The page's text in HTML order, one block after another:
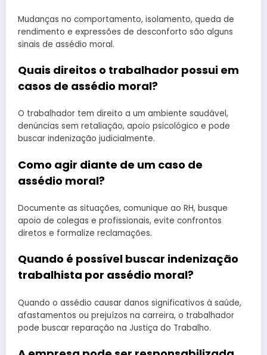
Mudanças no comportamento, isolamento, queda de
rendimento e expressões de desconforto são alguns
sinais de assédio moral.
Quais direitos o trabalhador possui em
casos de assédio moral?
O trabalhador tem direito a um ambiente saudável,
denúncias sem retaliação, apoio psicológico e pode
buscar indenização judicialmente.
Como agir diante de um caso de
assédio moral?
Documente as situações, comunique ao RH, busque
apoio de colegas e profissionais, evite confrontos
diretos e formalize reclamações.
Quando é possível buscar indenização
trabalhista por assédio moral?
Quando o assédio causar danos significativos à saúde,
afastamentos ou prejuízos na carreira, o trabalhador
pode buscar reparação na Justiça do Trabalho.